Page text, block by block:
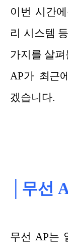
이번 시간
리 시스템
가지를 살
AP가 최근
겠습니다.
│무선
무선 AP는